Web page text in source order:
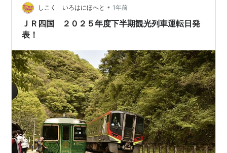
る滝に到着 なかなかの水量と雰囲気で、いい意味で期待
を裏切ら…
しこく いろはにほへと • 1年前
ＪＲ四国 ２０２５年度下半期観光列車運転日発
表！